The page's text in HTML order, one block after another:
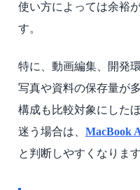
使い方によっては余裕
す。
特に、動画編集、開発
写真や資料の保存量が
構成も比較対象にした
迷う場合は、 MacBook
と判断しやすくなります